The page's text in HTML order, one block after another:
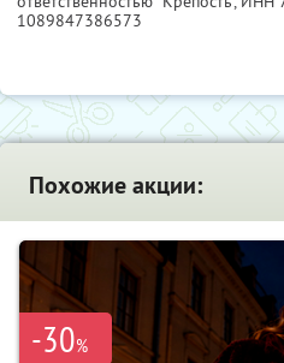
1089847386573
Похожие акции:
-30%